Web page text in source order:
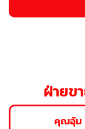
ฝ่ายข
คุณอุ้ม